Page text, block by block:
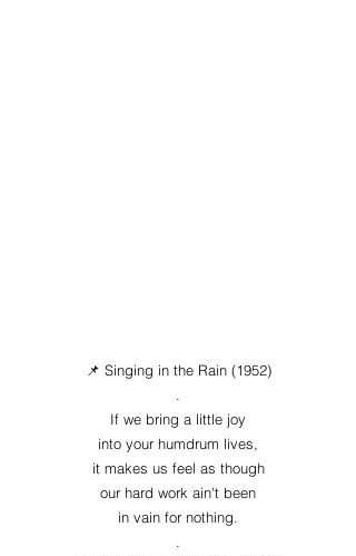
📌 Singing in the Rain (1952)
.
If we bring a little joy
into your humdrum lives,
it makes us feel as though
our hard work ain't been
in vain for nothing.
.